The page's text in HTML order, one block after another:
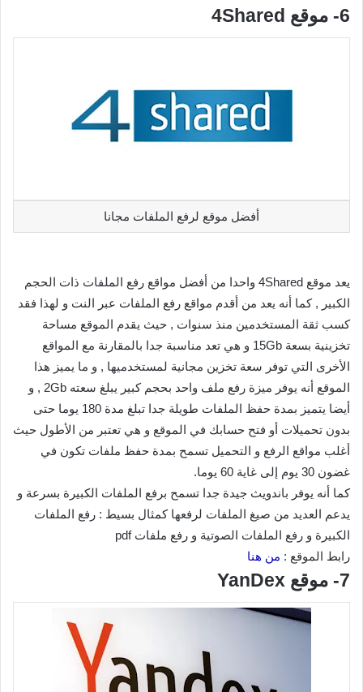
6- موقع 4Shared
أفضل موقع لرفع الملفات مجانا
يعد موقع 4Shared واحدا من أفضل مواقع رفع الملفات ذات الحجم
الكبير , كما أنه يعد من أقدم مواقع رفع الملفات عبر النت و لهذا فقد
كسب ثقة المستخدمين منذ سنوات , حيث يقدم الموقع مساحة
تخزينية بسعة 15Gb و هي تعد مناسبة جدا بالمقارنة مع المواقع
الأخرى التي توفر سعة تخزين مجانية لمستخدميها , و ما يميز هذا
الموقع أنه يوفر ميزة رفع ملف واحد بحجم كبير يبلغ سعته 2Gb , و
أيضا يتميز بمدة حفظ الملفات طويلة جدا تبلغ مدة 180 يوما حتى
بدون تحميلات أو فتح حسابك في الموقع و هي تعتبر من الأطول حيث
أغلب مواقع الرفع و التحميل تسمح بمدة حفظ ملفات تكون في
غضون 30 يوم إلى غاية 60 يوما.
كما أنه يوفر باندويث جيدة جدا تسمح برفع الملفات الكبيرة بسرعة و
يدعم العديد من صيغ الملفات لرفعها كمثال بسيط : رفع الملفات
الكبيرة و رفع الملفات الصوتية و رفع ملفات pdf
رابط الموقع : من هنا
7- موقع YanDex